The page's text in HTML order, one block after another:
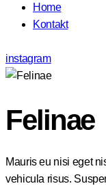
Home
Kontakt
instagram
Felinae
Mauris eu nisi eget
vehicula risus.